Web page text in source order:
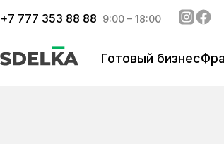
+7 777 353 88 88 9:00 – 18:00
Готовый бизнес